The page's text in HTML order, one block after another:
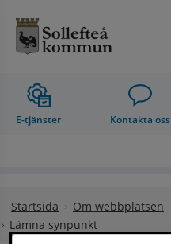
E-tjänster Kontakta oss
Startsida
Om webbplatsen
Lämna synpunkt